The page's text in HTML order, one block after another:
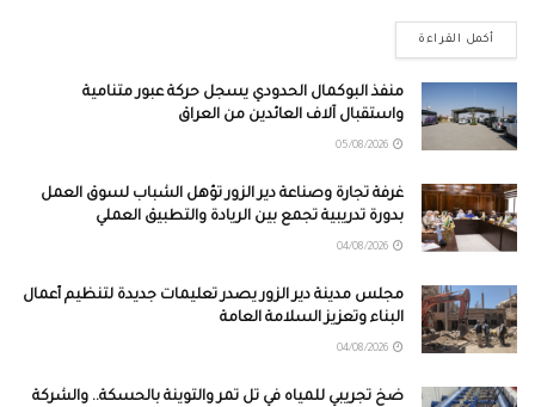
أكمل القراءة
منفذ البوكمال الحدودي يسجل حركة عبور متنامية
واستقبال آلاف العائدين من العراق
غرفة تجارة وصناعة دير الزور تؤهل الشباب لسوق العمل
بدورة تدريبية تجمع بين الريادة والتطبيق العملي
مجلس مدينة دير الزور يصدر تعليمات جديدة لتنظيم أعمال
البناء وتعزيز السلامة العامة
ضخ تجريبي للمياه في تل تمر والتوينة بالحسكة.. والشركة